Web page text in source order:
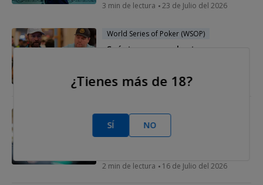
3 min de lectura 23 de Julio del 2026
World Series of Poker (WSOP)
¿Cuánto ganaron los top pros en
4 min de lectura 21 de Julio del 2026
World Series of Poker (WSOP)
Phil Hellmuth roza su 18º brazalete
y se despide de las WSOP 2026 con
2 min de lectura 16 de Julio del 2026
¿Tienes más de 18?
SÍ NO